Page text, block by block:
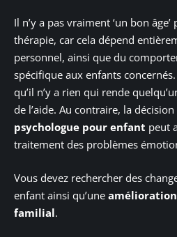
Il n’y a pas vraiment ‘un bon
thérapie, car cela dépend
personnel, ainsi que du
spécifique aux enfants
qu’il n’y a rien qui rende
de l’aide. Au contraire, la
psychologue pour enfant peut
traitement des problèmes
Vous devez rechercher des
enfant ainsi qu’une
familial.